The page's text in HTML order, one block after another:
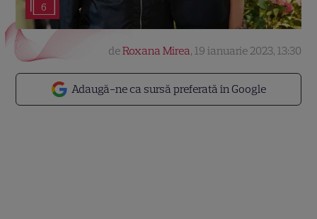
6
Adaugă-ne ca sursă preferată în Google
deRoxana Mirea, 19 ianuarie 2023, 13:30